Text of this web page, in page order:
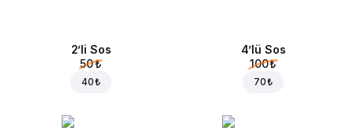
2’li Sos
50 ₺
40 ₺
4’lü Sos
100 ₺
70 ₺